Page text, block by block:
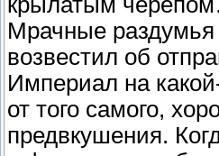
Мрачные раздумья
возвестил об
Империал на
от того самого,
предвкушения.